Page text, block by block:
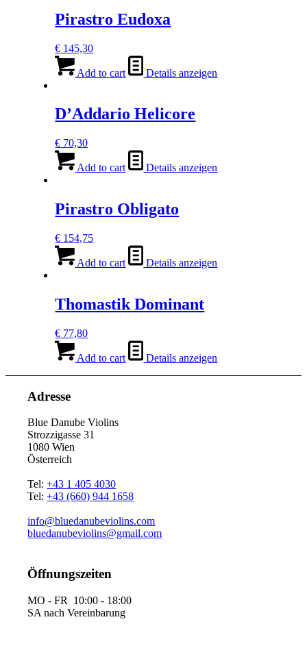
Pirastro Eudoxa
€ 145,30
Add to cart Details anzeigen
D’Addario Helicore
€ 70,30
Add to cart Details anzeigen
Pirastro Obligato
€ 154,75
Add to cart Details anzeigen
Thomastik Dominant
€ 77,80
Add to cart Details anzeigen
Adresse
Blue Danube Violins
Strozzigasse 31
1080 Wien
Österreich
Tel:+43 1 405 4030
Tel:+43 (660) 944 1658
info@bluedanubeviolins.com
bluedanubeviolins@gmail.com
Öffnungszeiten
MO - FR 10:00 - 18:00
SA nach Vereinbarung